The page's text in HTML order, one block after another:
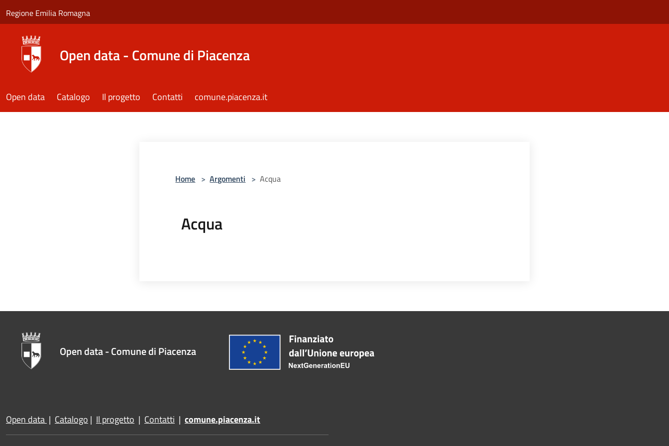
Regione Emilia Romagna
Open data - Comune di Piacenza
Open data Catalogo Il progetto Contatti comune.piacenza.it
Home > Argomenti > Acqua
Acqua
Open data - Comune di Piacenza
Open data | Catalogo | Il progetto | Contatti | comune.piacenza.it